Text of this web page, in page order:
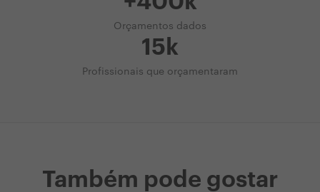
Orçamentos dados
15k
Profissionais que orçamentaram
Também pode gostar